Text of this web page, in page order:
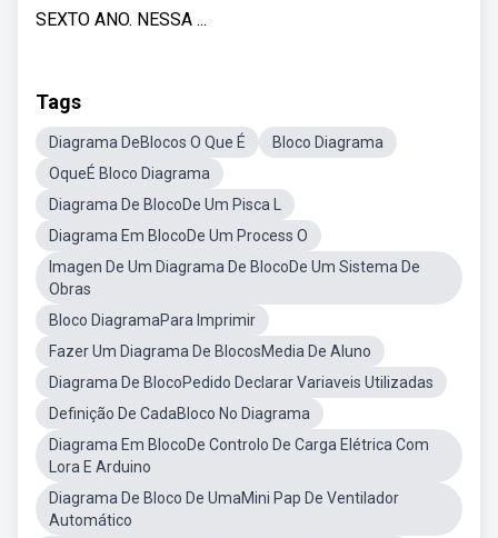
SEXTO ANO. NESSA ...
Tags
Diagrama DeBlocos O Que É
Bloco Diagrama
OqueÉ Bloco Diagrama
Diagrama De BlocoDe Um Pisca L
Diagrama Em BlocoDe Um Process O
Imagen De Um Diagrama De BlocoDe Um Sistema De
Obras
Bloco DiagramaPara Imprimir
Fazer Um Diagrama De BlocosMedia De Aluno
Diagrama De BlocoPedido Declarar Variaveis Utilizadas
Definição De CadaBloco No Diagrama
Diagrama Em BlocoDe Controlo De Carga Elétrica Com
Lora E Arduino
Diagrama De Bloco De UmaMini Pap De Ventilador
Automático